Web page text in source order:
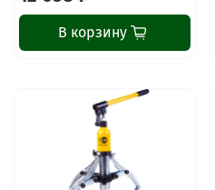
В корзину